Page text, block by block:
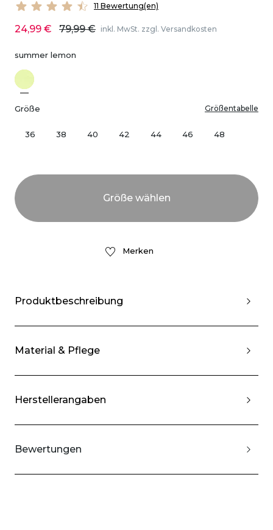
11 Bewertung(en)
24,99 € 79,99 € inkl. MwSt. zzgl. Versandkosten
summer lemon
Größe Größentabelle
36 38 40 42 44 46 48
Merken
Produktbeschreibung
Material & Pflege
Herstellerangaben
Bewertungen